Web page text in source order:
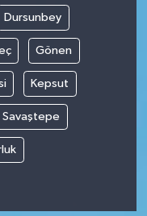
Dursunbey
Gönen
Kepsut
Savaştepe